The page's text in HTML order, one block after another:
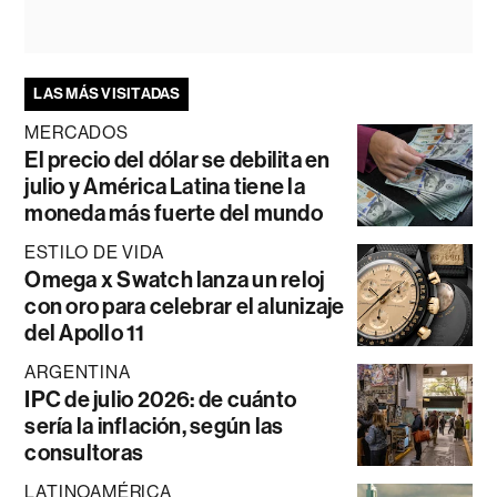
LAS MÁS VISITADAS
MERCADOS
El precio del dólar se debilita en
julio y América Latina tiene la
moneda más fuerte del mundo
ESTILO DE VIDA
Omega x Swatch lanza un reloj
con oro para celebrar el alunizaje
del Apollo 11
ARGENTINA
IPC de julio 2026: de cuánto
sería la inflación, según las
consultoras
LATINOAMÉRICA